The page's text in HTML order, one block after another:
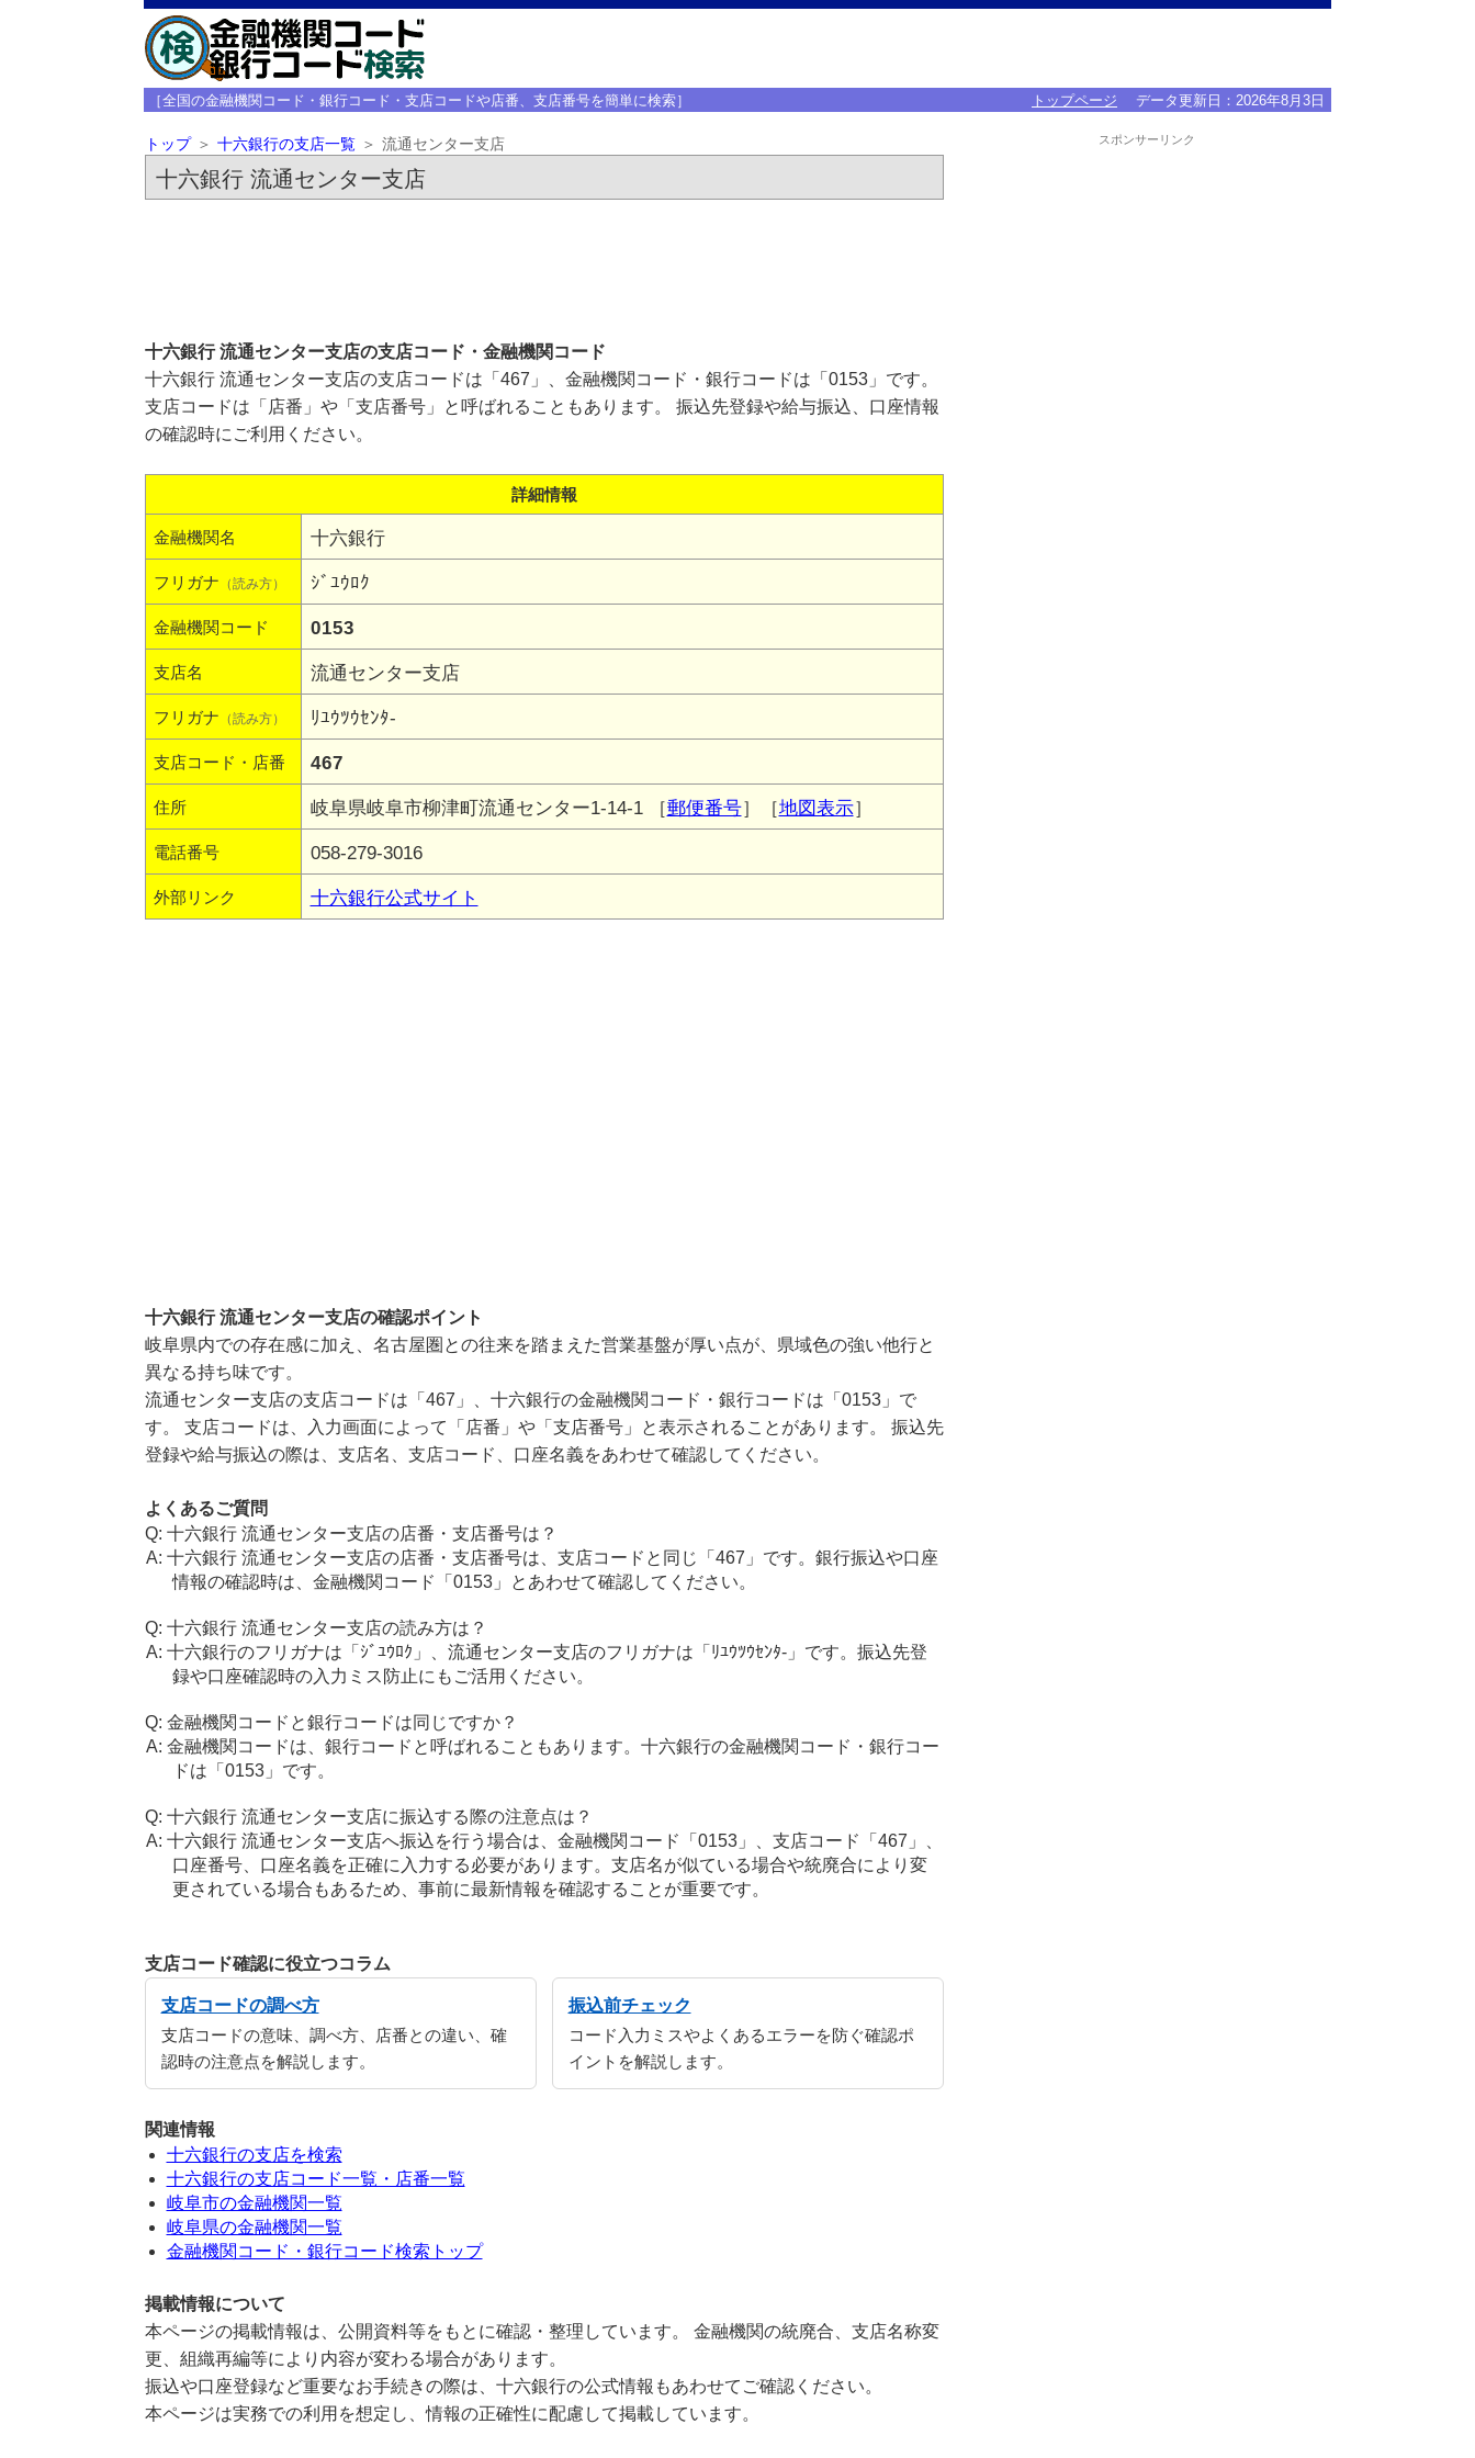
［全国の金融機関コード・銀行コード・支店コードや店番、支店番号を簡単に検索］ トップページ データ更新日： 2026年8月3日
トップ 十六銀行の支店一覧 流通センター支店
十六銀行 流通センター支店
十六銀行 流通センター支店の支店コード・金融機関コード
十六銀行 流通センター支店の支店コードは「467」、金融機関コード・銀行コードは「0153」です。
支店コードは「店番」や「支店番号」と呼ばれることもあります。 振込先登録や給与振込、口座情報
の確認時にご利用ください。
詳細情報
金融機関名 十六銀行
フリガナ （読み方） ｼﾞﾕｳﾛｸ
金融機関コード 0153
支店名 流通センター支店
フリガナ （読み方） ﾘﾕｳﾂｳｾﾝﾀ-
支店コード・店番 467
住所 岐阜県岐阜市柳津町流通センター1-14-1 ［郵便番号］［地図表示］
電話番号 058-279-3016
外部リンク 十六銀行公式サイト
十六銀行 流通センター支店の確認ポイント
岐阜県内での存在感に加え、名古屋圏との往来を踏まえた営業基盤が厚い点が、県域色の強い他行と
異なる持ち味です。
流通センター支店の支店コードは「467」、十六銀行の金融機関コード・銀行コードは「0153」で
す。 支店コードは、入力画面によって「店番」や「支店番号」と表示されることがあります。 振込先
登録や給与振込の際は、支店名、支店コード、口座名義をあわせて確認してください。
よくあるご質問
十六銀行 流通センター支店の店番・支店番号は？
十六銀行 流通センター支店の店番・支店番号は、支店コードと同じ「467」です。銀行振込や口座
情報の確認時は、金融機関コード「0153」とあわせて確認してください。
十六銀行 流通センター支店の読み方は？
十六銀行のフリガナは「ｼﾞﾕｳﾛｸ」、流通センター支店のフリガナは「ﾘﾕｳﾂｳｾﾝﾀ-」です。振込先登
録や口座確認時の入力ミス防止にもご活用ください。
金融機関コードと銀行コードは同じですか？
金融機関コードは、銀行コードと呼ばれることもあります。十六銀行の金融機関コード・銀行コー
ドは「0153」です。
十六銀行 流通センター支店に振込する際の注意点は？
十六銀行 流通センター支店へ振込を行う場合は、金融機関コード「0153」、支店コード「467」、
口座番号、口座名義を正確に入力する必要があります。支店名が似ている場合や統廃合により変
更されている場合もあるため、事前に最新情報を確認することが重要です。
支店コード確認に役立つコラム
支店コードの調べ方
支店コードの意味、調べ方、店番との違い、確
認時の注意点を解説します。
振込前チェック
コード入力ミスやよくあるエラーを防ぐ確認ポ
イントを解説します。
関連情報
十六銀行の支店を検索
十六銀行の支店コード一覧・店番一覧
岐阜市の金融機関一覧
岐阜県の金融機関一覧
金融機関コード・銀行コード検索トップ
掲載情報について
本ページの掲載情報は、公開資料等をもとに確認・整理しています。 金融機関の統廃合、支店名称変
更、組織再編等により内容が変わる場合があります。
振込や口座登録など重要なお手続きの際は、十六銀行の公式情報もあわせてご確認ください。
本ページは実務での利用を想定し、情報の正確性に配慮して掲載しています。
スポンサーリンク